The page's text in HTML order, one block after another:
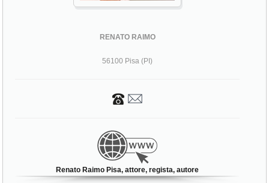
RENATO RAIMO
56100 Pisa (PI)
Renato Raimo Pisa, attore, regista, autore